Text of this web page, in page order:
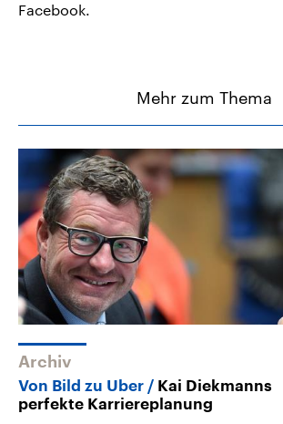
Facebook.
Mehr zum Thema
Archiv
Von Bild zu Uber
Kai Diekmanns
perfekte Karriereplanung